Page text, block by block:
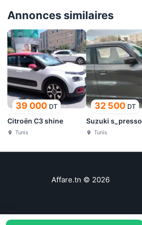
Annonces similaires
39 000 DT
Citroën C3 shine
Tunis
32 500 DT
Suzuki s_presso
Tunis
Affare.tn © 2026